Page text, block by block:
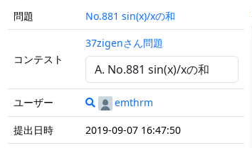
問題 No.881 sin(x)/xの和
コンテスト
37zigenさん問題
ユーザー emthrm
提出日時 2019-09-07 16:47:50